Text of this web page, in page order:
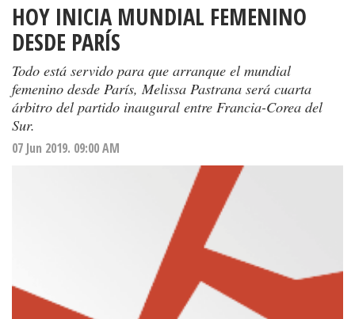
HOY INICIA MUNDIAL FEMENINO
DESDE PARÍS
Todo está servido para que arranque el mundial
femenino desde París, Melissa Pastrana será cuarta
árbitro del partido inaugural entre Francia-Corea del
Sur.
07 Jun 2019. 09:00 AM